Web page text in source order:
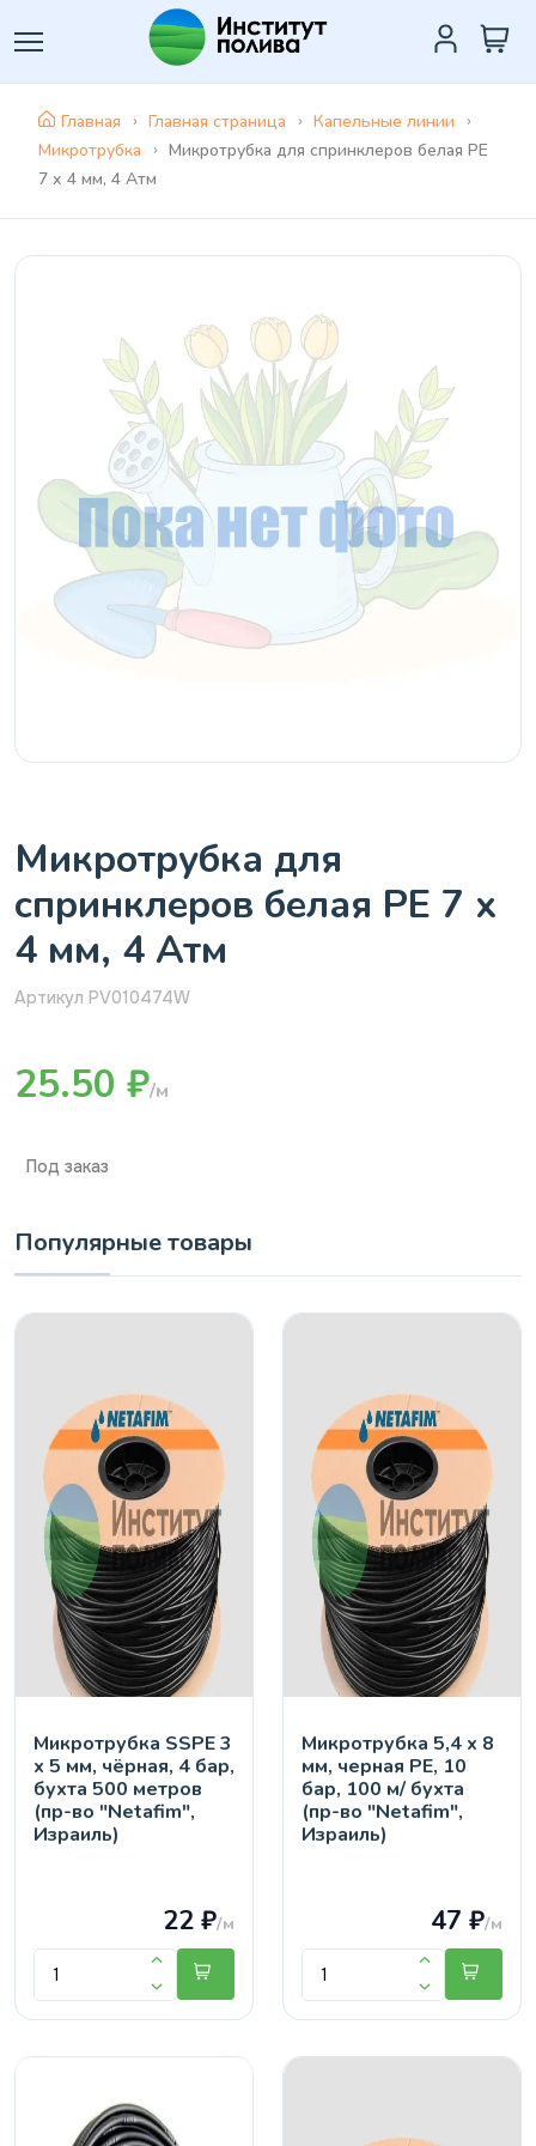
Главная Главная страница
Капельные линии
Микротрубка
Микротрубка для спринклеров белая РЕ
7 х 4 мм, 4 Атм
Микротрубка для
спринклеров белая РЕ 7 х
4 мм, 4 Атм
Артикул PV010474W
25.50 ₽/м
Под заказ
Популярные товары
Микротрубка SSPE 3
х 5 мм, чёрная, 4 бар,
бухта 500 метров
(пр-во "Netafim",
Израиль)
22 ₽/м
Микротрубка 5,4 х 8
мм, черная PE, 10
бар, 100 м/ бухта
(пр-во "Netafim",
Израиль)
47 ₽/м